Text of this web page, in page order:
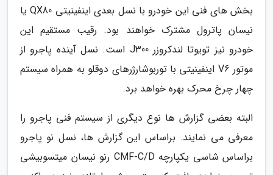
بخش های فنی این خودرو با نسل بعدی اینفینیتی QX80 یا
نیسان پاترول مشترک خواهند بود. رقیب مستقیم این
خودرو نیز تویوتا لندکروزر J300 است. نسل آینده پاجرو از
موتور V6 اینفینیتی با توربوشارژرهای دوقلو به همراه سیستم
چهار چرخ محرک بهره خواهد برد.
البته بعضی گزارش ها نوع دیگری از سیستم فنی پاجرو را
معرفی می نمایند. براساس این گزارش ها، نسل نو پاجرو
براساس شاسی یکپارچه CMF-C/D رنو نیسان میتسوبیشی